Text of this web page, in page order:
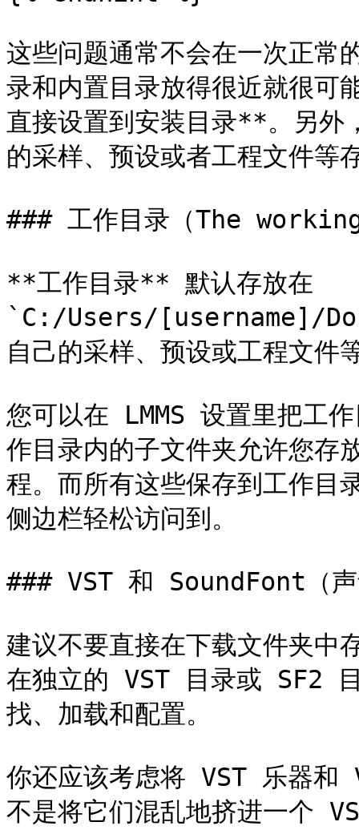
这些问题通常不会在一次正常
录和内置目录放得很近就很可
直接设置到安装目录**。另外
的采样、预设或者工程文件等
### 工作目录（The
**工作目录** 默认存放在
`C:/Users/[username]/
自己的采样、预设或工程文
您可以在 LMMS 设置里把工
作目录内的子文件夹允许您存
程。而所有这些保存到工作目
侧边栏轻松访问到。
### VST 和 SoundFont（声
建议不要直接在下载文件夹
在独立的 VST 目录或 SF2
找、加载和配置。
你还应该考虑将 VST 乐器和
不是将它们混乱地挤进一个